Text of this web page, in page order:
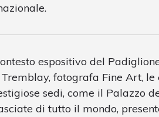
espositivo del
fotografa Fine Art,
sedi, come il Palazzo
di tutto il mondo,